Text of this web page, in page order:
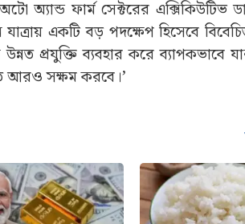
জয় ভারতের
এই ইউনিট বছরে ৫ লক্ষেরও বেশি
প্ল্যাটফর্মগুলিকে সমর্থন করবে। যার
সংস্থা হিসেবে বিবেচিত হয়।
হল ডিভিডেন্ডের ঘোষণাও